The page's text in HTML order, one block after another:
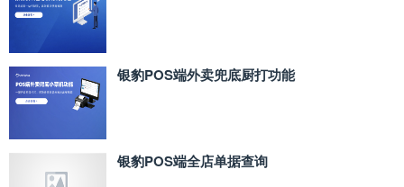
银豹POS端外卖兜底厨打功能
银豹POS端全店单据查询